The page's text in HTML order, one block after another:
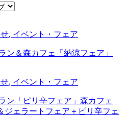
, イベント・フェア
ン＆森カフェ「納涼フェア」
, イベント・フェア
ン「ピリ辛フェア」森カフェ
ジェラートフェア＋ピリ辛フェ